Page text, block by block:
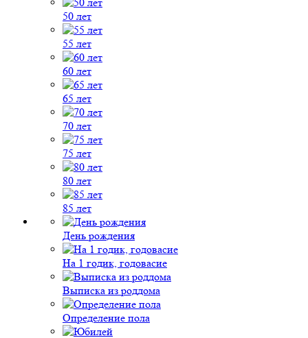
50 лет
55 лет
60 лет
65 лет
70 лет
75 лет
80 лет
85 лет
День рождения
На 1 годик, годовасие
Выписка из роддома
Определение пола